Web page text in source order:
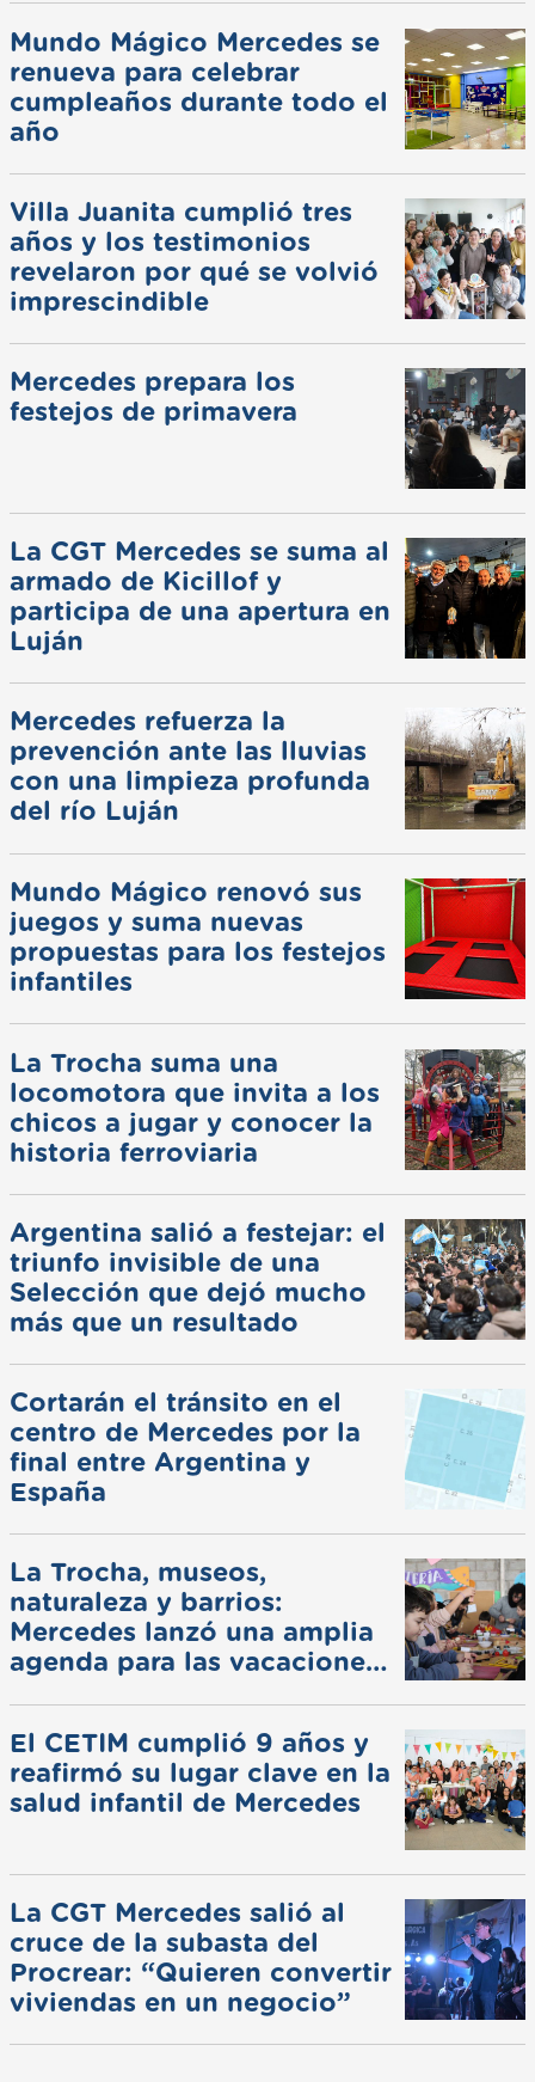
Mundo Mágico Mercedes se
renueva para celebrar
cumpleaños durante todo el
año
Villa Juanita cumplió tres
años y los testimonios
revelaron por qué se volvió
imprescindible
Mercedes prepara los
festejos de primavera
La CGT Mercedes se suma al
armado de Kicillof y
participa de una apertura en
Luján
Mercedes refuerza la
prevención ante las lluvias
con una limpieza profunda
del río Luján
Mundo Mágico renovó sus
juegos y suma nuevas
propuestas para los festejos
infantiles
La Trocha suma una
locomotora que invita a los
chicos a jugar y conocer la
historia ferroviaria
Argentina salió a festejar: el
triunfo invisible de una
Selección que dejó mucho
más que un resultado
Cortarán el tránsito en el
centro de Mercedes por la
final entre Argentina y
España
La Trocha, museos,
naturaleza y barrios:
Mercedes lanzó una amplia
agenda para las vacaciones
El CETIM cumplió 9 años y
reafirmó su lugar clave en la
salud infantil de Mercedes
La CGT Mercedes salió al
cruce de la subasta del
Procrear: “Quieren convertir
viviendas en un negocio”